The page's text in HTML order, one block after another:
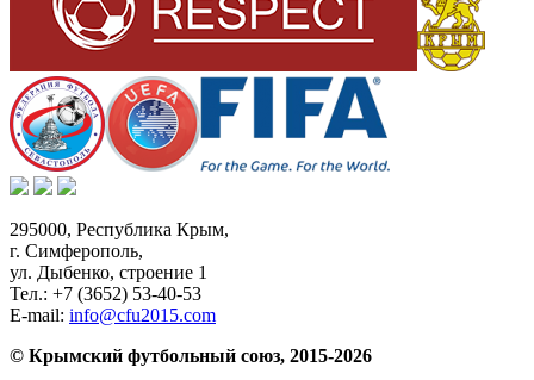
295000, Республика Крым,
г. Симферополь,
ул. Дыбенко, строение 1
Тел.: +7 (3652) 53-40-53
E-mail: info@cfu2015.com
© Крымский футбольный союз, 2015-2026